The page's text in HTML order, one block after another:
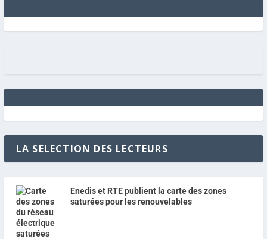
LA SELECTION DES LECTEURS
Enedis et RTE publient la carte des zones
saturées pour les renouvelables